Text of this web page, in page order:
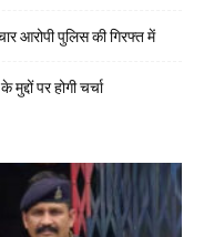
आरोपी पुलिस की गिरफ्त में
पर होगी चर्चा